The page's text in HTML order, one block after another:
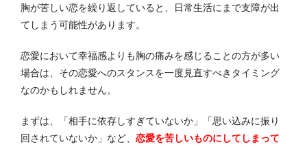
胸が苦しい恋を繰り返していると、日常生活にまで支障が出
てしまう可能性があります。
恋愛において幸福感よりも胸の痛みを感じることの方が多い
場合は、その恋愛へのスタンスを一度見直すべきタイミング
なのかもしれません。
まずは、「相手に依存しすぎていないか」「思い込みに振り
回されていないか」など、 恋愛を苦しいものにしてしまって